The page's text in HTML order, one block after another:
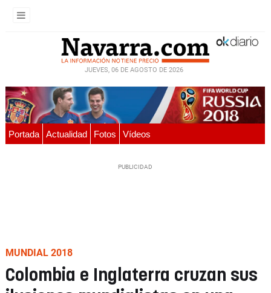
JUEVES, 06 DE AGOSTO DE 2026
Portada Actualidad Fotos Vídeos
MUNDIAL 2018
Colombia e Inglaterra cruzan sus